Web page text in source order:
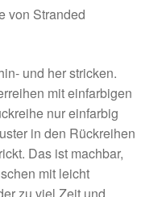
und her stricken.
mit einfarbigen
nur einfarbig
in den Rückreihen
Das ist machbar,
mit leicht
zu viel Zeit und